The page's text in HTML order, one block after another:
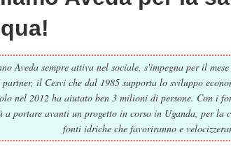
Aveda sempre attiva nel sociale, s'impegna per il
il Cesvi che dal 1985 supporta lo sviluppo
nel 2012 ha aiutato ben 3 milioni di persone. Con i
a portare avanti un progetto in corso in Uganda, per la
fonti idriche che favoriranno e